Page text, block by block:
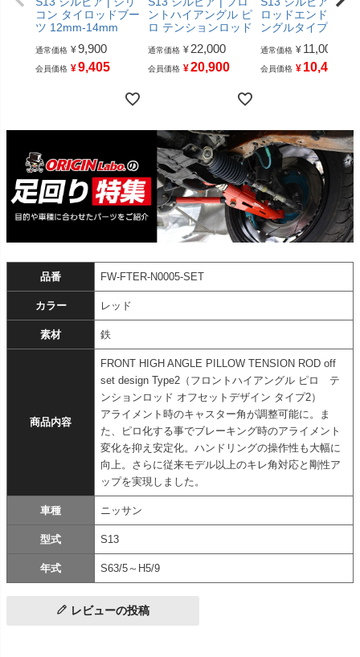
コン タイロッドブー
ツ 12mm-14mm
通常価格 ¥9,900
会員価格 ¥9,405
ントハイアングル ピ
ロ テンションロッド
通常価格 ¥ 22,000
会員価格 ¥20,900
ロッドエンド ハイ
ングルタイプ
通常価格 ¥ 11,000
会員価格 ¥ 10,450
品番 FW-FTER-N0005-SET
カラー レッド
素材 鉄
商品内容
FRONT HIGH ANGLE PILLOW TENSION ROD off
set design Type2（フロントハイアングル ピロ テ
ンションロッド オフセットデザイン タイプ2）
アライメント時のキャスター角が調整可能に。ま
た、ピロ化する事でブレーキング時のアライメント
変化を抑え安定化。ハンドリングの操作性も大幅に
向上。さらに従来モデル以上のキレ角対応と剛性ア
ップを実現しました。
車種 ニッサン
型式 S13
年式 S63/5～H5/9
レビューの投稿